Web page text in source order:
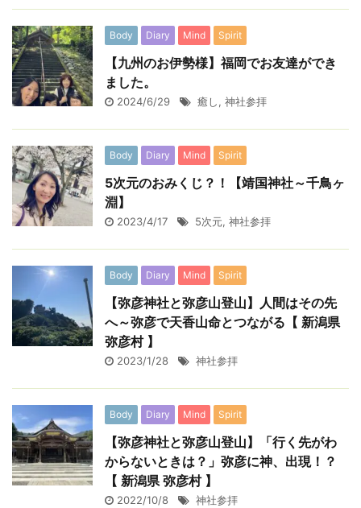
Body Diary Mind Spirit
【九州のお伊勢様】福岡でお友達ができ
ました。
2024/6/29 癒し, 神社参拝
Body Diary Mind Spirit
5次元のおみくじ？！【靖国神社～千鳥ヶ
淵】
2023/4/17 5次元, 神社参拝
Body Diary Mind Spirit
【弥彦神社と弥彦山登山】人間はその先
へ～弥彦で天香山命とつながる【 新潟県
弥彦村 】
2023/1/28 神社参拝
Body Diary Mind Spirit
【弥彦神社と弥彦山登山】「行く先がわ
からないときは？」弥彦に神、出現！？
【 新潟県 弥彦村 】
2022/10/8 神社参拝